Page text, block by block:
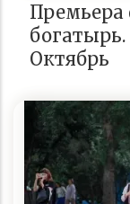
богатырь.
Октябрь